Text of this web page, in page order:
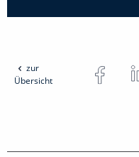
zur
Übersicht